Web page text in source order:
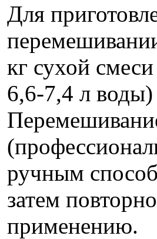
Для
кг сухой
6,6-7,4 л
ручным
затем
применению.